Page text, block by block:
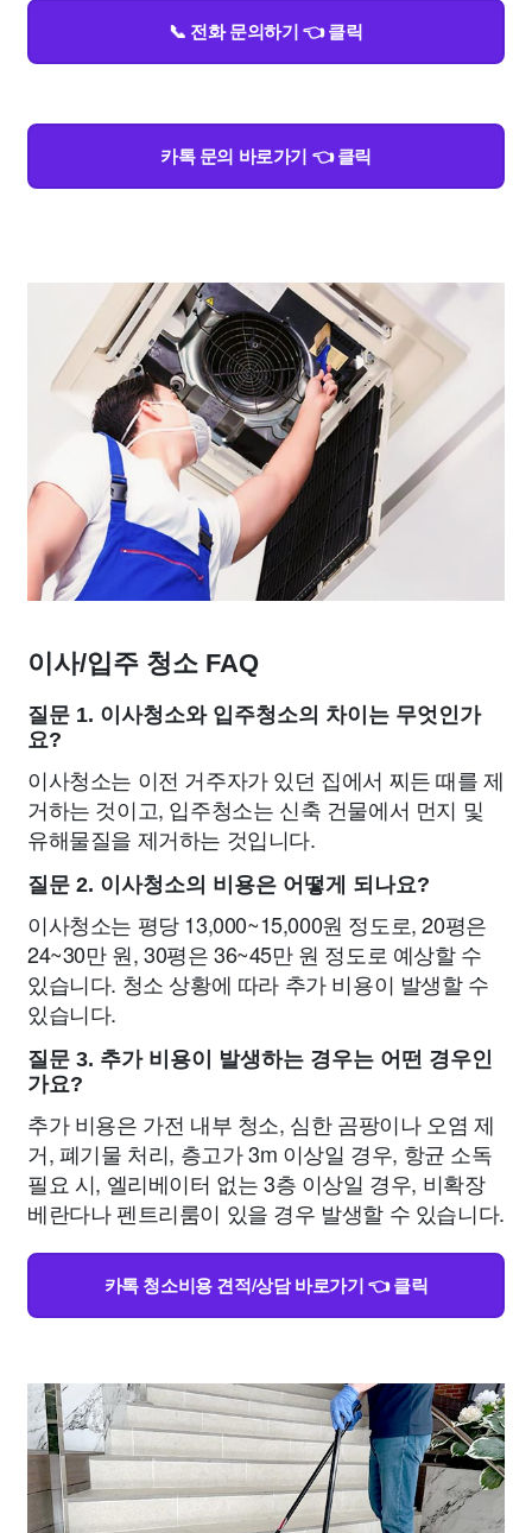
📞 전화 문의하기 👈 클릭
카톡 문의 바로가기 👈 클릭
이사/입주 청소 FAQ
질문 1. 이사청소와 입주청소의 차이는 무엇인가
요?
이사청소는 이전 거주자가 있던 집에서 찌든 때를 제
거하는 것이고, 입주청소는 신축 건물에서 먼지 및
유해물질을 제거하는 것입니다.
질문 2. 이사청소의 비용은 어떻게 되나요?
이사청소는 평당 13,000~15,000원 정도로, 20평은
24~30만 원, 30평은 36~45만 원 정도로 예상할 수
있습니다. 청소 상황에 따라 추가 비용이 발생할 수
있습니다.
질문 3. 추가 비용이 발생하는 경우는 어떤 경우인
가요?
추가 비용은 가전 내부 청소, 심한 곰팡이나 오염 제
거, 폐기물 처리, 층고가 3m 이상일 경우, 항균 소독
필요 시, 엘리베이터 없는 3층 이상일 경우, 비확장
베란다나 펜트리룸이 있을 경우 발생할 수 있습니다.
카톡 청소비용 견적/상담 바로가기 👈 클릭